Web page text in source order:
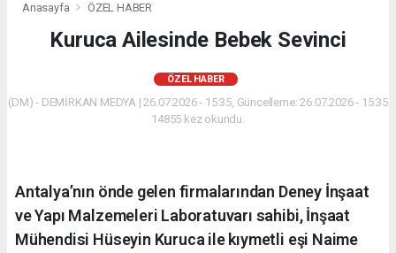
Anasayfa ÖZEL HABER
Kuruca Ailesinde Bebek Sevinci
ÖZEL HABER
(DM) - DEMİRKAN MEDYA | 26.07.2026 - 15:35, Güncelleme: 26.07.2026 - 15:35
14855 kez okundu.
Antalya’nın önde gelen firmalarından Deney İnşaat
ve Yapı Malzemeleri Laboratuvarı sahibi, İnşaat
Mühendisi Hüseyin Kuruca ile kıymetli eşi Naime